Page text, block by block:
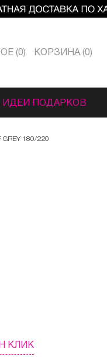
0 КОРЗИНА 0
ИДЕИ ПОДАРКОВ
180/220
КЛИК